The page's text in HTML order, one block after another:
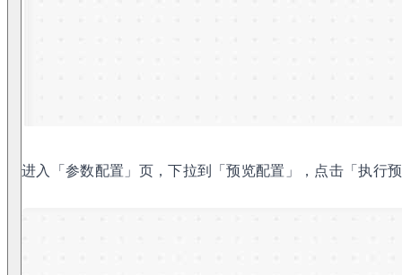
进入「参数配置」页，下拉到「预览配置」，点击「执行